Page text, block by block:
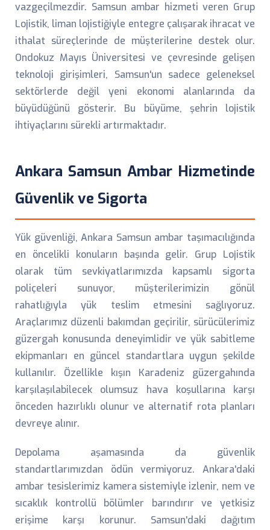
vazgeçilmezdir. Samsun ambar hizmeti veren Grup
Lojistik, liman lojistiğiyle entegre çalışarak ihracat ve
ithalat süreçlerinde de müşterilerine destek olur.
Ondokuz Mayıs Üniversitesi ve çevresinde gelişen
teknoloji girişimleri, Samsun'un sadece geleneksel
sektörlerde değil yeni ekonomi alanlarında da
büyüdüğünü gösterir. Bu büyüme, şehrin lojistik
ihtiyaçlarını sürekli artırmaktadır.
Ankara Samsun Ambar Hizmetinde
Güvenlik ve Sigorta
Yük güvenliği, Ankara Samsun ambar taşımacılığında
en öncelikli konuların başında gelir. Grup Lojistik
olarak tüm sevkiyatlarımızda kapsamlı sigorta
poliçeleri sunuyor, müşterilerimizin gönül
rahatlığıyla yük teslim etmesini sağlıyoruz.
Araçlarımız düzenli bakımdan geçirilir, sürücülerimiz
güzergah konusunda deneyimlidir ve yük sabitleme
ekipmanları en güncel standartlara uygun şekilde
kullanılır. Özellikle kışın Karadeniz güzergahında
karşılaşılabilecek olumsuz hava koşullarına karşı
önceden hazırlıklı olunur ve alternatif rota planları
devreye alınır.
Depolama aşamasında da güvenlik
standartlarımızdan ödün vermiyoruz. Ankara'daki
ambar tesislerimiz kamera sistemiyle izlenir, nem ve
sıcaklık kontrollü bölümler barındırır ve yetkisiz
erişime karşı korunur. Samsun'daki dağıtım